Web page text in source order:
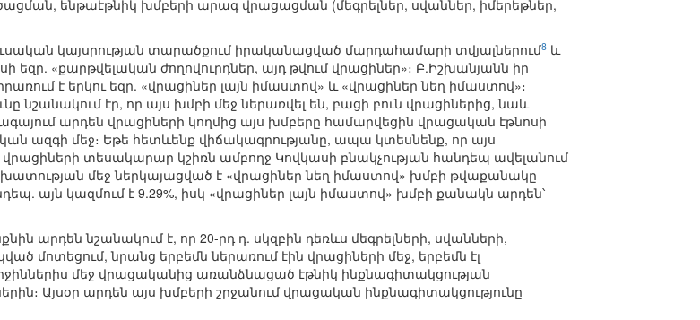
ենթաէթնիկ խմբերի արագ վրացացման (մեգրելներ, սվաններ, իմերեթներ,
կայսրության տարածքում իրականացված մարդահամարի տվյալներում8 և
եզր. «քարթվելական ժողովուրդներ, այդ թվում վրացիներ»։ Բ.Իշխանյանն իր
է երկու եզր. «վրացիներ լայն իմաստով» և «վրացիներ նեղ իմաստով»։
նշանակում էր, որ այս խմբի մեջ ներառվել են, բացի բուն վրացիներից, նաև
արդեն վրացիների կողմից այս խմբերը համարվեցին վրացական էթնոսի
ազգի մեջ։ Եթե հետևենք վիճակագրությանը, ապա կտեսնենք, որ այս
վրացիների տեսակարար կշիռն ամբողջ Կովկասի բնակչության հանդեպ ավելանում
մեջ ներկայացված է «վրացիներ նեղ իմաստով» խմբի թվաքանակը
այն կազմում է 9.29%, իսկ «վրացիներ լայն իմաստով» խմբի քանակն արդեն՝
արդեն նշանակում է, որ 20-րդ դ. սկզբին դեռևս մեգրելների, սվանների,
մոտեցում, նրանց երբեմն ներառում էին վրացիների մեջ, երբեմն էլ
մեջ վրացականից առանձնացած էթնիկ ինքնագիտակցության
Այսօր արդեն այս խմբերի շրջանում վրացական ինքնագիտակցությունը